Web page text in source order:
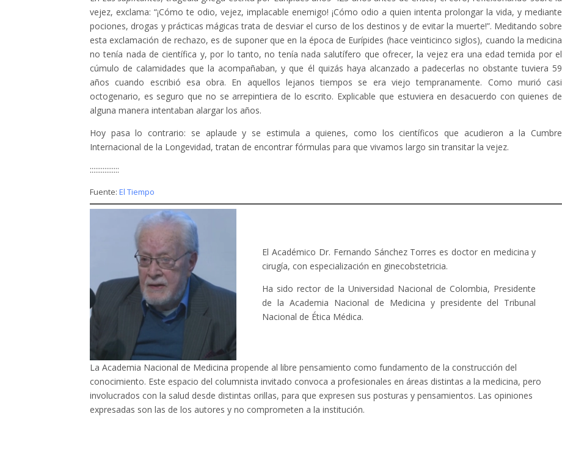
vejez, exclama: “¡Cómo te odio, vejez, implacable enemigo! ¡Cómo odio a quien intenta prolongar la vida, y mediante
pociones, drogas y prácticas mágicas trata de desviar el curso de los destinos y de evitar la muerte!”. Meditando sobre
esta exclamación de rechazo, es de suponer que en la época de Eurípides (hace veinticinco siglos), cuando la medicina
no tenía nada de científica y, por lo tanto, no tenía nada salutífero que ofrecer, la vejez era una edad temida por el
cúmulo de calamidades que la acompañaban, y que él quizás haya alcanzado a padecerlas no obstante tuviera 59
años cuando escribió esa obra. En aquellos lejanos tiempos se era viejo tempranamente. Como murió casi
octogenario, es seguro que no se arrepintiera de lo escrito. Explicable que estuviera en desacuerdo con quienes de
alguna manera intentaban alargar los años.
Hoy pasa lo contrario: se aplaude y se estimula a quienes, como los científicos que acudieron a la Cumbre
Internacional de la Longevidad, tratan de encontrar fórmulas para que vivamos largo sin transitar la vejez.
::::::::::::::::
Fuente: El Tiempo
El Académico Dr. Fernando Sánchez Torres es doctor en medicina y
cirugía, con especialización en ginecobstetricia.
Ha sido rector de la Universidad Nacional de Colombia, Presidente
de la Academia Nacional de Medicina y presidente del Tribunal
Nacional de Ética Médica.
La Academia Nacional de Medicina propende al libre pensamiento como fundamento de la construcción del
conocimiento. Este espacio del columnista invitado convoca a profesionales en áreas distintas a la medicina, pero
involucrados con la salud desde distintas orillas, para que expresen sus posturas y pensamientos. Las opiniones
expresadas son las de los autores y no comprometen a la institución.